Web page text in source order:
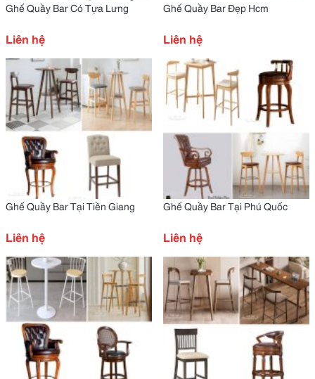
Ghế Quầy Bar Có Tựa Lưng
Liên hệ
Ghế Quầy Bar Đẹp Hcm
Liên hệ
Ghế Quầy Bar Tại Tiền Giang
Liên hệ
Ghế Quầy Bar Tại Phú Quốc
Liên hệ